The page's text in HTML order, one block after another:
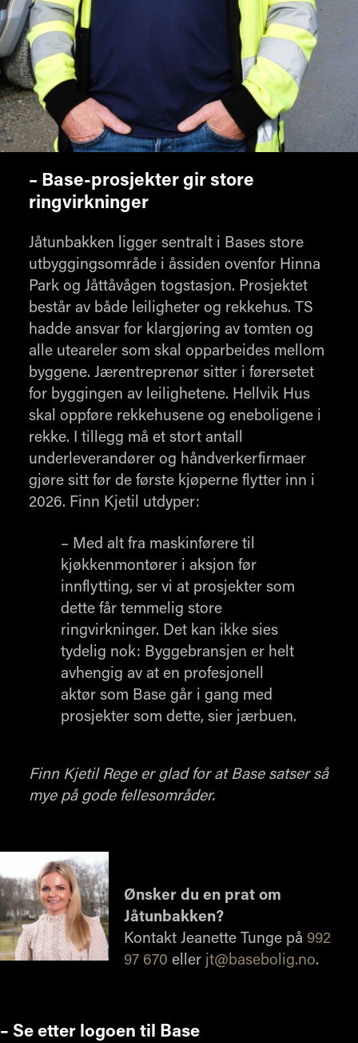
– Base-prosjekter gir store
ringvirkninger
Jåtunbakken ligger sentralt i Bases store
utbyggingsområde i åssiden ovenfor Hinna
Park og Jåttåvågen togstasjon. Prosjektet
består av både leiligheter og rekkehus. TS
hadde ansvar for klargjøring av tomten og
alle uteareler som skal opparbeides mellom
byggene. Jærentreprenør sitter i førersetet
for byggingen av leilighetene. Hellvik Hus
skal oppføre rekkehusene og eneboligene i
rekke. I tillegg må et stort antall
underleverandører og håndverkerfirmaer
gjøre sitt før de første kjøperne flytter inn i
2026. Finn Kjetil utdyper:
– Med alt fra maskinførere til
kjøkkenmontører i aksjon før
innflytting, ser vi at prosjekter som
dette får temmelig store
ringvirkninger. Det kan ikke sies
tydelig nok: Byggebransjen er helt
avhengig av at en profesjonell
aktør som Base går i gang med
prosjekter som dette, sier jærbuen.
Finn Kjetil Rege er glad for at Base satser så
mye på gode fellesområder.
Ønsker du en prat om
Jåtunbakken?
Kontakt Jeanette Tunge på 992
97 670 eller jt@basebolig.no.
– Se etter logoen til Base